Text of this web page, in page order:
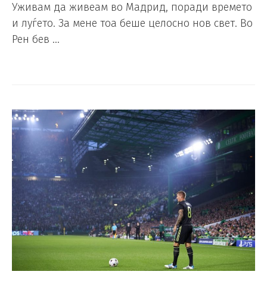
Уживам да живеам во Мадрид, поради времето
и луѓето. За мене тоа беше целосно нов свет. Во
Рен бев …